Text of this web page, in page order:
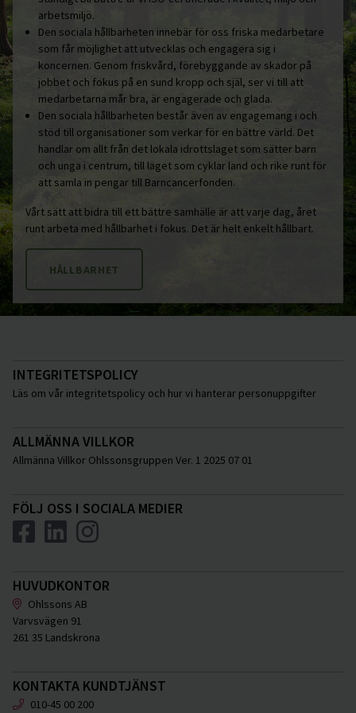
arbetsmiljö.
Den sociala hållbarheten innebär för oss friska medarbetare
som får möjlighet att utvecklas och engagera sig i
koncernen. Genom friskvård, förebyggande av skador på
jobbet och fokus på en sund kropp och själ, ser vi till att
medarbetarna mår bra, är engagerade och glada.
Den sociala hållbarheten består även av engagemang i och
stöd till organisationer som verkar för en bättre värld. Det
handlar om allt från det lokala idrottslaget som sätter barn
och unga i centrum, till laget som cyklar land och rike runt för
att samla in pengar till Barncancerfonden.
Vårt sätt att bidra till ett bättre samhälle är att varje dag, året
runt arbeta med hållbarhet i fokus. Det är helt enkelt hållbart.
HÅLLBARHET
INTEGRITETSPOLICY
Läs om vår integritetspolicy och hur vi hanterar personuppgifter
ALLMÄNNA VILLKOR
Allmänna Villkor Ohlssonsgruppen Ver. 1 2025 07 01
FÖLJ OSS I SOCIALA MEDIER
HUVUDKONTOR
Ohlssons AB
Varvsvägen 91
261 35 Landskrona
KONTAKTA KUNDTJÄNST
010-45 00 200